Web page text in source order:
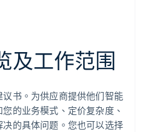
及工作范围
书。为供应商提供他们智能
的业务模式、定价复杂度、
的具体问题。您也可以选择